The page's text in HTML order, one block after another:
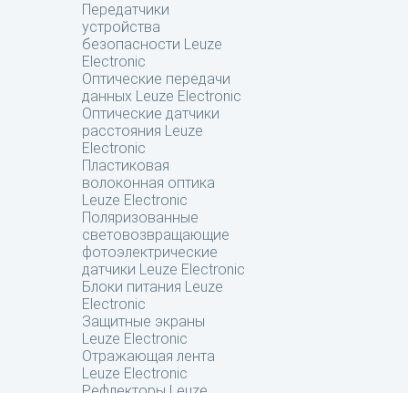
Передатчики
устройства
безопасности Leuze
Electronic
Оптические передачи
данных Leuze Electronic
Оптические датчики
расстояния Leuze
Electronic
Пластиковая
волоконная оптика
Leuze Electronic
Поляризованные
световозвращающие
фотоэлектрические
датчики Leuze Electronic
Блоки питания Leuze
Electronic
Защитные экраны
Leuze Electronic
Отражающая лента
Leuze Electronic